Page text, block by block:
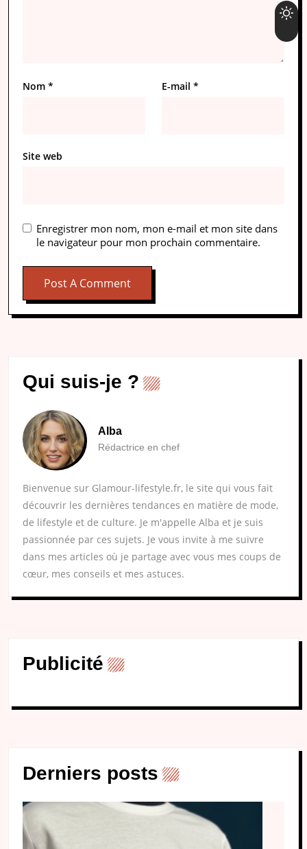
Nom * E-mail *
Site web
Enregistrer mon nom, mon e-mail et mon site dans
le navigateur pour mon prochain commentaire.
Qui suis-je ?
Alba
Rédactrice en chef
Bienvenue sur Glamour-lifestyle.fr, le site qui vous fait
découvrir les dernières tendances en matière de mode,
de lifestyle et de culture. Je m'appelle Alba et je suis
passionnée par ces sujets. Je vous invite à me suivre
dans mes articles où je partage avec vous mes coups de
cœur, mes conseils et mes astuces.
Publicité
Derniers posts